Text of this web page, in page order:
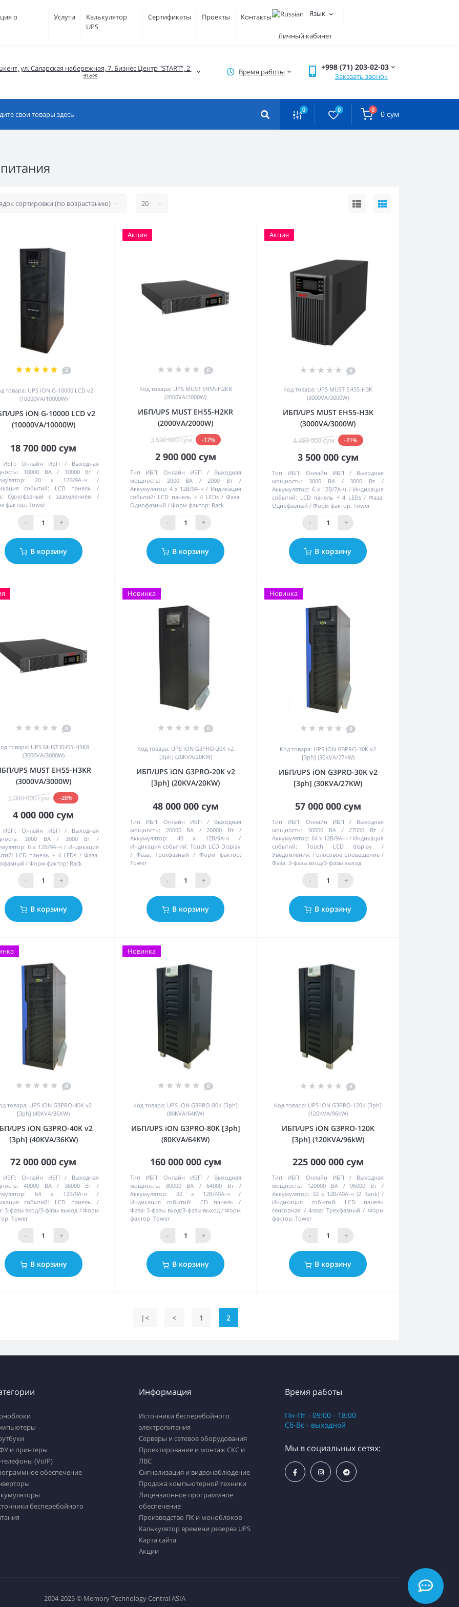
о
Услуги
Калькулятор
UPS
Сертификаты Проекты Контакты Язык
Личный кабинет
ул. Саларская набережная, 7. Бизнес Центр "START", 2
этаж Время работы +998 (71) 203-02-03
Заказать звонок
0 0 0 0 сум
2
товара: UPS iON G-10000 LCD v2
(10000VA/10000W)
UPS iON G-10000 LCD v2
(10000VA/10000W)
18 700 000 сум
ИБП: Онлайн ИБП
Выходная
10000 ВА / 10000 Вт
20 х 12В/9А-ч
событий:
LCD панель
Однофазный с заземлением
фактор: Tower
- +
В корзину
Акция
0
Код товара: UPS MUST EH55-H2KR
(2000VA/2000W)
ИБП/UPS MUST EH55-H2KR
(2000VA/2000W)
3 500 000 сум -17%
2 900 000 сум
Тип ИБП: Онлайн ИБП
Выходная
мощность:
2000 ВА / 2000 Вт
Аккумулятор: 4 х 12В/9А-ч
Индикация
событий: LCD панель + 4 LEDs
Фаза:
Однофазный
Форм фактор: Rack
- +
В корзину
Акция
0
Код товара: UPS MUST EH55-H3K
(3000VA/3000W)
ИБП/UPS MUST EH55-H3K
(3000VA/3000W)
4 450 000 сум -21%
3 500 000 сум
Тип ИБП: Онлайн ИБП
Выходная
мощность:
3000 ВА / 3000 Вт
Аккумулятор: 6 х 12В/7А-ч
Индикация
событий: LCD панель + 4 LEDs
Фаза:
Однофазный
Форм фактор: Tower
- +
В корзину
0
товара: UPS MUST EH55-H3KR
(3000VA/3000W)
UPS MUST EH55-H3KR
(3000VA/3000W)
5 000 000 сум -20%
4 000 000 сум
ИБП: Онлайн ИБП
Выходная
3000 ВА / 3000 Вт
6 х 12В/9А-ч
Индикация
LCD панель + 4 LEDs
Фаза:
Форм фактор: Rack
- +
В корзину
Новинка
0
Код товара: UPS iON G3PRO-20K v2
[3ph] (20KVA/20KW)
ИБП/UPS iON G3PRO-20K v2
[3ph] (20KVA/20KW)
48 000 000 сум
Тип ИБП: Онлайн ИБП
Выходная
мощность:
20000 ВА / 20000 Вт
Аккумулятор:
40 х 12В/9А-ч
Индикация событий: Touch LCD Display
Фаза:
Трехфазный
Форм фактор:
Tower
- +
В корзину
Новинка
0
Код товара: UPS iON G3PRO-30K v2
[3ph] (30KVA/27KW)
ИБП/UPS iON G3PRO-30K v2
[3ph] (30KVA/27KW)
57 000 000 сум
Тип ИБП: Онлайн ИБП
Выходная
мощность:
30000 ВА / 27000 Вт
Аккумулятор: 64 х 12В/9А-ч
Индикация
событий:
Touch LCD display
Уведомления: Голосовое оповещение
Фаза: 3-фазы вход/3-фазы выход
- +
В корзину
0
товара: UPS iON G3PRO-40K v2
[3ph] (40KVA/36KW)
UPS iON G3PRO-40K v2
[3ph] (40KVA/36KW)
72 000 000 сум
ИБП: Онлайн ИБП
Выходная
40000 ВА / 36000 Вт
64 х 12В/9А-ч
событий:
LCD панель
3-фазы вход/3-фазы выход
Форм
Tower
- +
В корзину
Новинка
0
Код товара: UPS iON G3PRO-80K [3ph]
(80KVA/64KW)
ИБП/UPS iON G3PRO-80K [3ph]
(80KVA/64KW)
160 000 000 сум
Тип ИБП: Онлайн ИБП
Выходная
мощность:
80000 ВА / 64000 Вт
Аккумулятор:
32 х 12В/40А-ч
Индикация событий:
LCD панель
Фаза: 3-фазы вход/3-фазы выход
Форм
фактор: Tower
- +
В корзину
0
Код товара: UPS iON G3PRO-120K [3ph]
(120KVA/96kW)
ИБП/UPS iON G3PRO-120K
[3ph] (120KVA/96kW)
225 000 000 сум
Тип ИБП: Онлайн ИБП
Выходная
мощность:
120000 ВА / 96000 Вт
Аккумулятор: 32 х 12В/40А-ч (2 Bank)
Индикация событий:
LCD панель
сенсорная
Фаза: Трехфазный
Форм
фактор: Tower
- +
В корзину
|< < 1 2
и принтеры
телефоны (VoIP)
обеспечение
бесперебойного
Информация
Источники бесперебойного
электропитания
Серверы и сетевое оборудования
Проектирование и монтаж СКС и
ЛВС
Сигнализация и видеонаблюдение
Продажа компьютерной техники
Лицензионное программное
обеспечение
Производство ПК и моноблоков
Калькулятор времени резерва UPS
Карта сайта
Акции
Время работы
Пн-Пт - 09:00 - 18:00
Сб-Вс - выходной
Мы в социальных сетях:
2004-2025 © Memory Technology Central ASIA